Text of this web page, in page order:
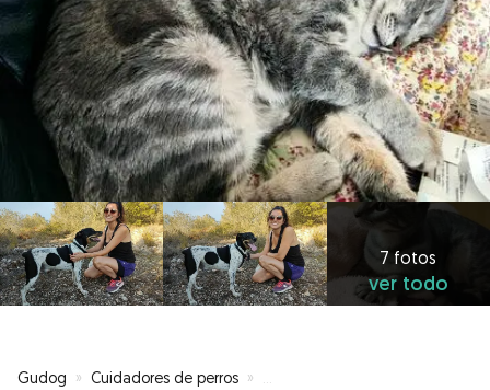
7 fotos
ver todo
Gudog » Cuidadores de perros »